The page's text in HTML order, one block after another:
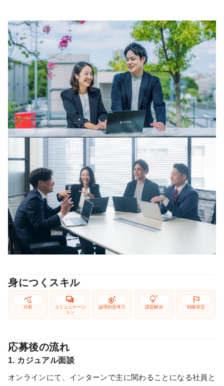
身につくスキル
query_stats
分析
forum
コミュニケーシ
ョン
settings_suggest
論理的思考力
tips_and_updates
課題解決
flag
戦略策定
応募後の流れ
1. カジュアル面談
オンラインにて、インターンで主に関わることになる社員と